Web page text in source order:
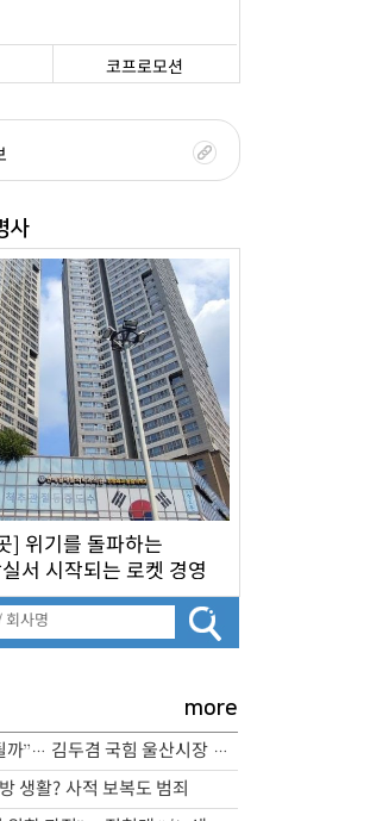
코프로모션
사
] 위기를 돌파하는
서 시작되는 로켓 경영
more
“선거 막판 악재될까”… 김두겸 국힘 울산시장 후보 ‘기자 폭행’ 논란
생활? 사적 보복도 범죄